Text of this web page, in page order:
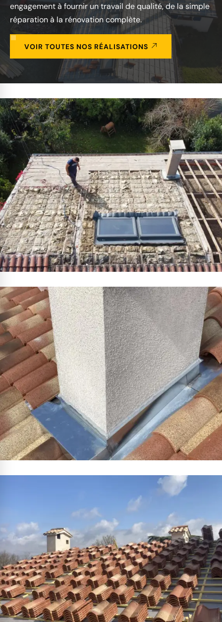
engagement à fournir un travail de qualité, de la simple
réparation à la rénovation complète.
VOIR TOUTES NOS RÉALISATIONS